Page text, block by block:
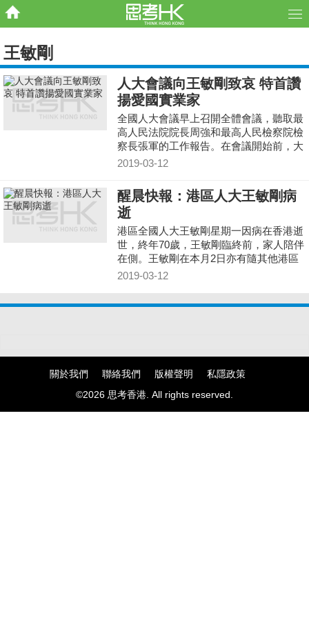
王敏剛
人大會議向王敏剛致哀 特首讚
揚愛國實業家
全國人大會議早上召開全體會議，聽取最
高人民法院院長周強和最高人民檢察院檢
察長張軍的工作報告。在會議開始前，大
會主持人公布王敏剛因病經搶救無效逝
2019-03-12
醒晨快報：港區人大王敏剛病
逝
港區全國人大王敏剛星期一因病在香港逝
世，終年70歲，王敏剛臨終前，家人陪伴
在側。王敏剛在本月2日亦有隨其他港區
人大到北京，惟當晚不適，家人與醫生都
2019-03-12
關於我們 聯絡我們 版權聲明
私隱政策
©2026 思考香港. All rights reserved.